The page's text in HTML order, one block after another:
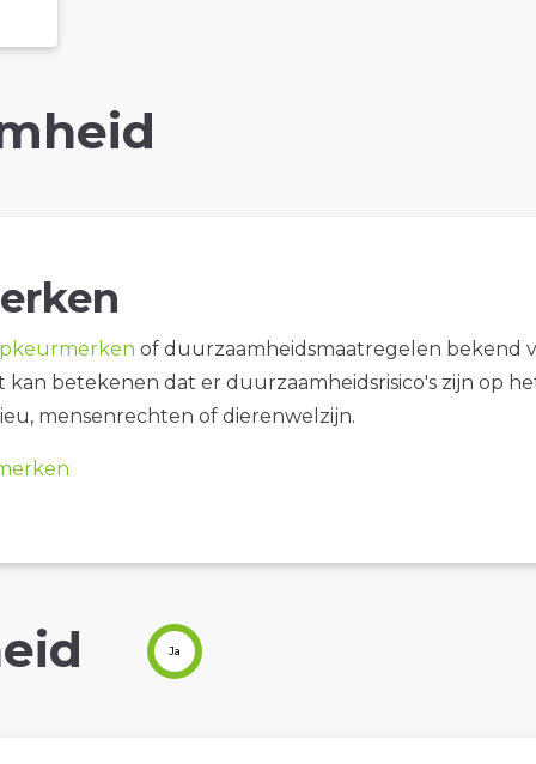
of duurzaamheidsmaatregelen bekend
kan betekenen dat er duurzaamheidsrisico's zijn op
mensenrechten of dierenwelzijn.
Ja